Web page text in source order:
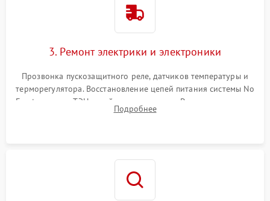
3. Ремонт электрики и электроники
Прозвонка пускозащитного реле, датчиков температуры и
терморегулятора. Восстановление цепей питания системы No
Frost, включая ТЭН оттайки и вентилятор. Ремонт или замена
платы управления при сбоях алгоритмов.
Подробнее